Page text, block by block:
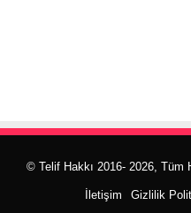
© Telif Hakkı 2016- 2026, Tüm
İletişim Gizlilik